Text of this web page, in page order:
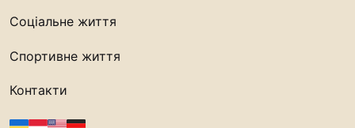
Соціальне життя
Спортивне життя
Контакти